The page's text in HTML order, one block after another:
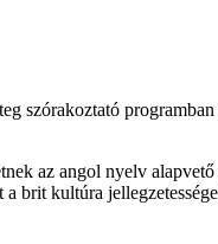
szórakoztató programban
az angol nyelv
kultúra